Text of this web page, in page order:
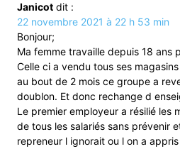
Janicot dit :
22 novembre 2021 à 22 h 53 min
Bonjour;
Ma femme travaille depuis 18 ans
Celle ci a vendu tous ses
au bout de 2 mois ce groupe a
doublon. Et donc rechange d
Le premier employeur a résilié les
de tous les salariés sans prévenir
repreneur l ignorait ou l on a